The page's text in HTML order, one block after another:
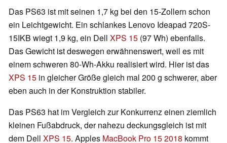
Das PS63 ist mit seinen 1,7 kg bei den 15-Zollern schon
ein Leichtgewicht. Ein schlankes Lenovo Ideapad 720S-
15IKB wiegt 1,9 kg, ein Dell XPS 15 (97 Wh) ebenfalls.
Das Gewicht ist deswegen erwähnenswert, weil es mit
einem schweren 80-Wh-Akku realisiert wird. Hier ist das
XPS 15 in gleicher Größe gleich mal 200 g schwerer, aber
eben auch in der Konstruktion stabiler.
Das PS63 hat im Vergleich zur Konkurrenz einen ziemlich
kleinen Fußabdruck, der nahezu deckungsgleich ist mit
dem Dell XPS 15. Apples MacBook Pro 15 2018 kommt